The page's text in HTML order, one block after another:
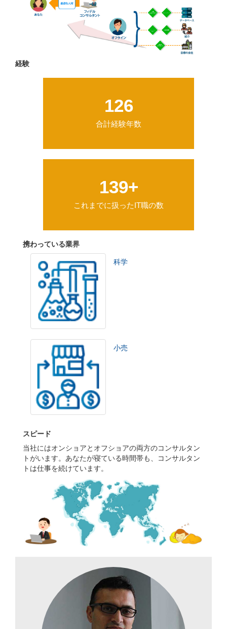
経験
126
合計経験年数
146+
これまでに扱ったIT職の数
携わっている業界
科学
小売
スピード
当社にはオンショアとオフショアの両方のコンサルタン
トがいます。あなたが寝ている時間帯も、コンサルタン
トは仕事を続けています。